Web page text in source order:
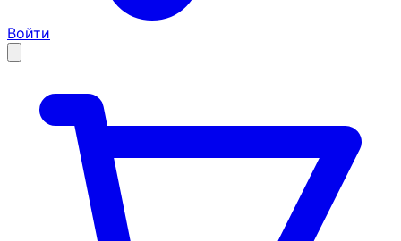
Войти